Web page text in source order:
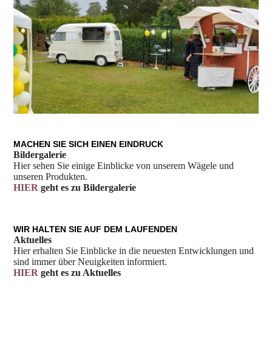
MACHEN SIE SICH EINEN EINDRUCK
Bildergalerie
Hier sehen Sie einige Einblicke von unserem Wägele und
unseren Produkten.
HIER geht es zu Bildergalerie
WIR HALTEN SIE AUF DEM LAUFENDEN
Aktuelles
Hier erhalten Sie Einblicke in die neuesten Entwicklungen und
sind immer über Neuigkeiten informiert.
HIER geht es zu Aktuelles